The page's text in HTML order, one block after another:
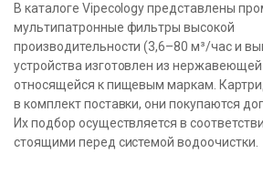
В каталоге Vipecology представлены
мультипатронные фильтры высокой
производительности (3,6–80 м³/час и
устройства изготовлен из нержавеющей
относящейся к пищевым маркам.
в комплект поставки, они покупаются
Их подбор осуществляется в
стоящими перед системой водоочистки.